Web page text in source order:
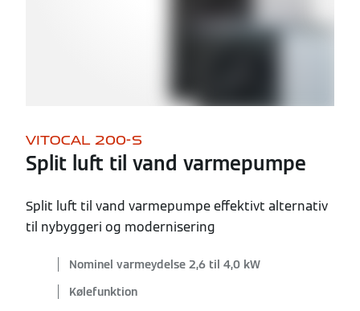
VITOCAL 200-S
Split luft til vand varmepumpe
Split luft til vand varmepumpe effektivt alternativ
til nybyggeri og modernisering
Nominel varmeydelse 2,6 til 4,0 kW
Kølefunktion